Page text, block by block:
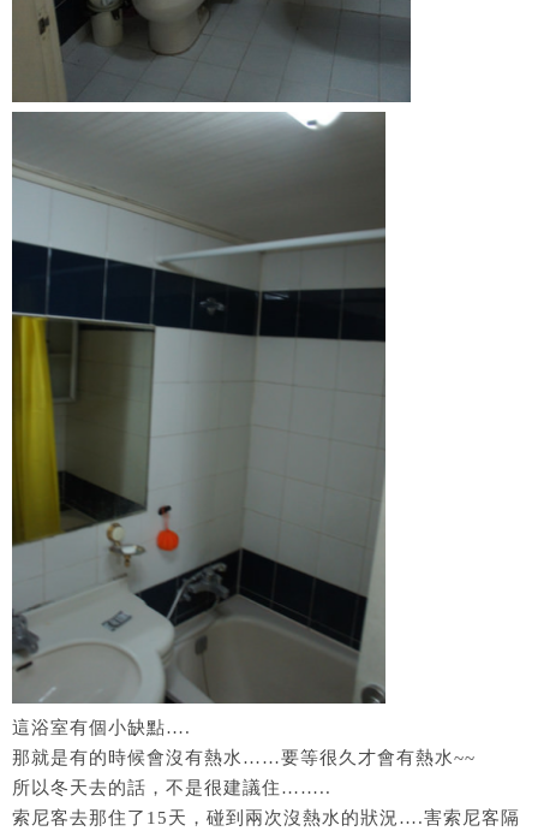
這浴室有個小缺點….
那就是有的時候會沒有熱水……要等很久才會有熱水~~
所以冬天去的話，不是很建議住……..
索尼客去那住了15天，碰到兩次沒熱水的狀況….害索尼客隔